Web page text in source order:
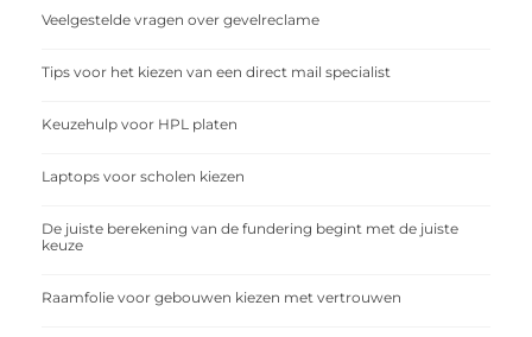
Veelgestelde vragen over gevelreclame
Tips voor het kiezen van een direct mail specialist
Keuzehulp voor HPL platen
Laptops voor scholen kiezen
De juiste berekening van de fundering begint met de juiste
keuze
Raamfolie voor gebouwen kiezen met vertrouwen